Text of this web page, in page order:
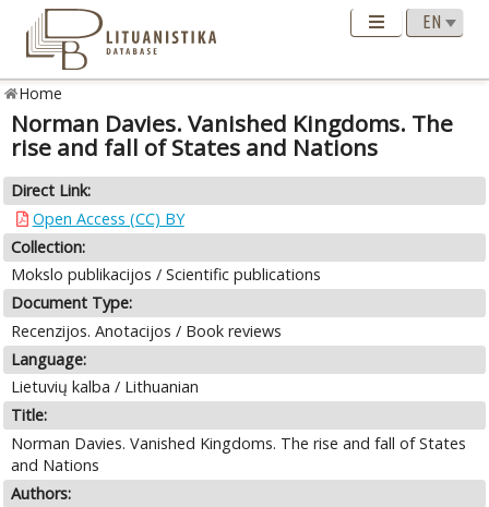
Home
Norman Davies. Vanished Kingdoms. The
rise and fall of States and Nations
Direct Link:
Open Access (CC) BY
Collection:
Mokslo publikacijos / Scientific publications
Document Type:
Recenzijos. Anotacijos / Book reviews
Language:
Lietuvių kalba / Lithuanian
Title:
Norman Davies. Vanished Kingdoms. The rise and fall of States
and Nations
Authors: